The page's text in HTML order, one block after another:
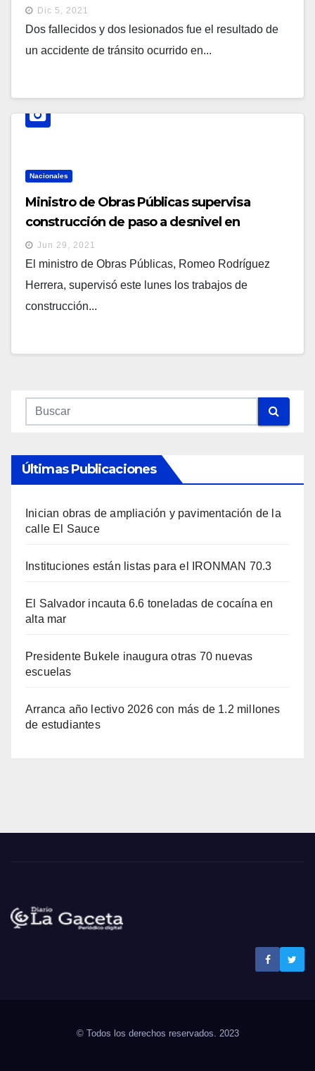
Dic 5, 2021
Dos fallecidos y dos lesionados fue el resultado de
un accidente de tránsito ocurrido en...
Nacionales
Ministro de Obras Públicas supervisa
construcción de paso a desnivel en
carretera del Litoral, que lleva un 45% de
avance
Jun 29, 2021
El ministro de Obras Públicas, Romeo Rodríguez
Herrera, supervisó este lunes los trabajos de
construcción...
Últimas Publicaciones
Inician obras de ampliación y pavimentación de la
calle El Sauce
Instituciones están listas para el IRONMAN 70.3
El Salvador incauta 6.6 toneladas de cocaína en
alta mar
Presidente Bukele inaugura otras 70 nuevas
escuelas
Arranca año lectivo 2026 con más de 1.2 millones
de estudiantes
© Todos los derechos reservados. 2023